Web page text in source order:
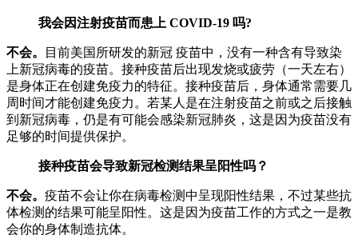
我会因注射疫苗而患上 COVID-19 吗?
不会。
目前美国所研发的新冠 疫苗中，没有一种含有导致染
上新冠病毒的疫苗。接种疫苗后出现发烧或疲劳（一天左右）
是身体正在创建免疫力的特征。接种疫苗后，身体通常需要几
周时间才能创建免疫力。若某人是在注射疫苗之前或之后接触
到新冠病毒，仍是有可能会感染新冠肺炎，这是因为疫苗没有
足够的时间提供保护。
接种疫苗会导致新冠检测结果呈阳性吗？
不会。 疫苗不会让你在病毒检测中呈现阳性结果，不过某些抗
体检测的结果可能呈阳性。这是因为疫苗工作的方式之一是教
会你的身体制造抗体。